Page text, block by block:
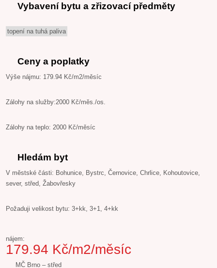
Vybavení bytu a zřizovací předměty
topení na tuhá paliva
Ceny a poplatky
Výše nájmu: 179.94 Kč/m2/měsíc
Zálohy na služby:2000 Kč/měs./os.
Zálohy na teplo: 2000 Kč/měsíc
Hledám byt
V městské části: Bohunice, Bystrc, Černovice, Chrlice, Kohoutovice,
sever, střed, Žabovřesky
Požaduji velikost bytu: 3+kk, 3+1, 4+kk
nájem:
179.94 Kč/m2/měsíc
MČ Brno – střed